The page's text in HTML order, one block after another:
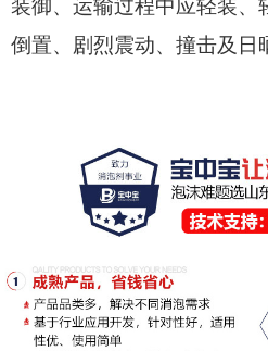
装御、运输过程中应轻装、
倒置、剧烈震动、撞击及日